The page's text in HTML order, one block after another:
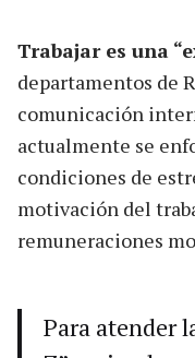
Trabajar es una
departamentos de
comunicación
actualmente se
condiciones de
motivación del
remuneraciones
Para atender